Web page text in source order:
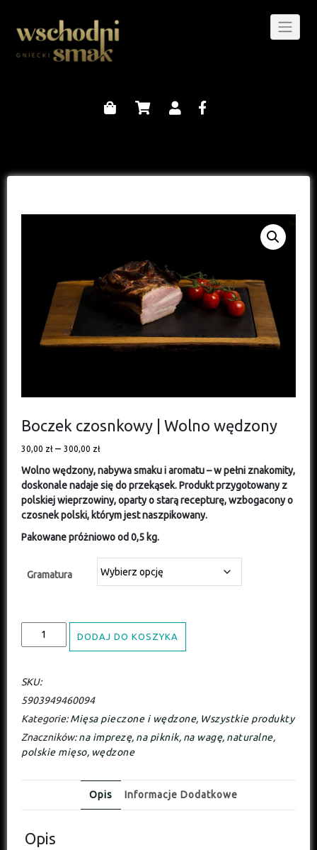
Boczek czosnkowy | Wolno wędzony
30,00 zł – 300,00 zł
Wolno wędzony, nabywa smaku i aromatu – w pełni znakomity,
doskonale nadaje się do przekąsek. Produkt przygotowany z
polskiej wieprzowiny, oparty o starą recepturę, wzbogacony o
czosnek polski, którym jest naszpikowany.
Pakowane próżniowo od 0,5 kg.
Gramatura
DODAJ DO KOSZYKA
SKU:
5903949460094
Kategorie:Mięsa pieczone i wędzone, Wszystkie produkty
Znaczników:na imprezę, na piknik, na wagę, naturalne,
polskie mięso, wędzone
Opis Informacje Dodatkowe
Opis